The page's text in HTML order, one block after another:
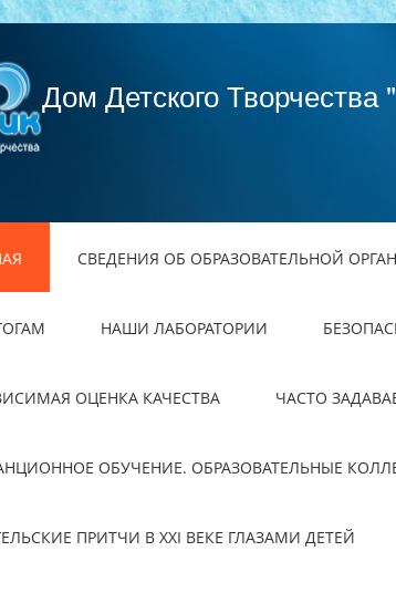
Дом Детского Творчества
СВЕДЕНИЯ ОБ ОБРАЗОВАТЕЛЬНОЙ
НАШИ ЛАБОРАТОРИИ
ОЦЕНКА КАЧЕСТВА ЧАСТО
ОБУЧЕНИЕ. ОБРАЗОВАТЕЛЬНЫЕ
ПРИТЧИ В XXI ВЕКЕ ГЛАЗАМИ ДЕТЕЙ